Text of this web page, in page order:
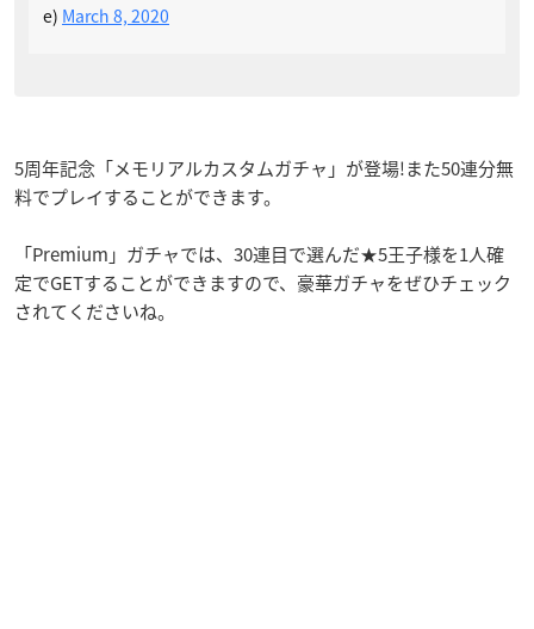
e) March 8, 2020
5周年記念「メモリアルカスタムガチャ」が登場!また50連分無
料でプレイすることができます。
「Premium」ガチャでは、30連目で選んだ★5王子様を1人確
定でGETすることができますので、豪華ガチャをぜひチェック
されてくださいね。